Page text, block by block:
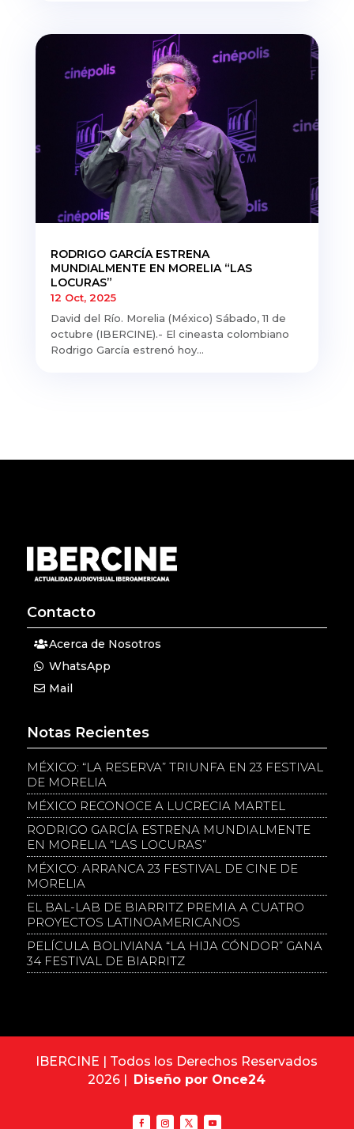
RODRIGO GARCÍA ESTRENA
MUNDIALMENTE EN MORELIA “LAS
LOCURAS”
12 Oct, 2025
David del Río. Morelia (México) Sábado, 11 de
octubre (IBERCINE).- El cineasta colombiano
Rodrigo García estrenó hoy...
Contacto
Acerca de Nosotros
WhatsApp
Mail
Notas Recientes
MÉXICO: “LA RESERVA” TRIUNFA EN 23 FESTIVAL
DE MORELIA
MÉXICO RECONOCE A LUCRECIA MARTEL
RODRIGO GARCÍA ESTRENA MUNDIALMENTE
EN MORELIA “LAS LOCURAS”
MÉXICO: ARRANCA 23 FESTIVAL DE CINE DE
MORELIA
EL BAL-LAB DE BIARRITZ PREMIA A CUATRO
PROYECTOS LATINOAMERICANOS
PELÍCULA BOLIVIANA “LA HIJA CÓNDOR” GANA
34 FESTIVAL DE BIARRITZ
IBERCINE | Todos los Derechos Reservados
2026 | Diseño por Once24